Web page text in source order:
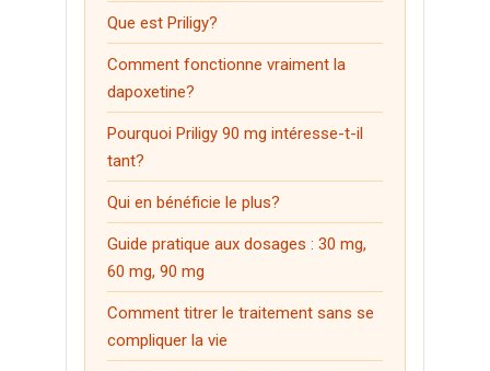
Prednisolone
Viagra Professional
Cialis Professional
Female Viagra
Female Cialis
Kamagra
Motilium
Accutane
Que est Priligy?
Comment fonctionne vraiment la
dapoxetine?
Pourquoi Priligy 90 mg intéresse-t-il
tant?
Qui en bénéficie le plus?
Guide pratique aux dosages : 30 mg,
60 mg, 90 mg
Comment titrer le traitement sans se
compliquer la vie